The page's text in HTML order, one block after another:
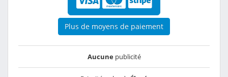
Plus de moyens de paiement
Aucunepublicité